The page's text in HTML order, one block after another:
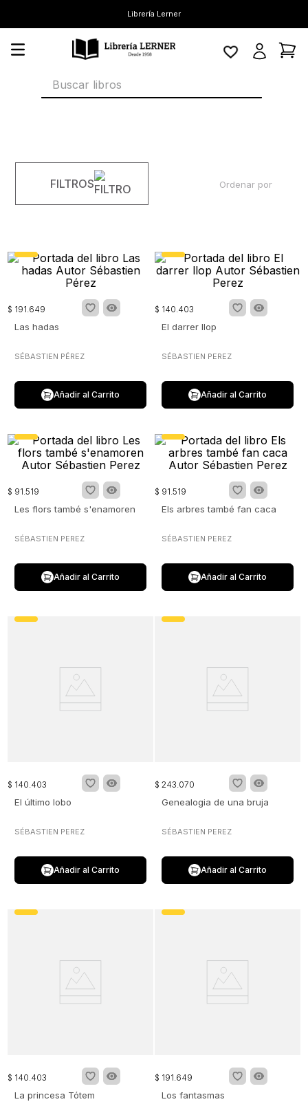
Librería Lerner
Buscar libros
FILTROS Ordenar por
$ 191.649
Las hadas
SÉBASTIEN PÉREZ
Añadir al Carrito
$ 140.403
El darrer llop
SÉBASTIEN PEREZ
Añadir al Carrito
$ 91.519
Les flors també s'enamoren
SÉBASTIEN PEREZ
Añadir al Carrito
$ 91.519
Els arbres també fan caca
SÉBASTIEN PEREZ
Añadir al Carrito
$ 140.403
El último lobo
SÉBASTIEN PEREZ
Añadir al Carrito
$ 243.070
Genealogia de una bruja
SÉBASTIEN PEREZ
Añadir al Carrito
$ 140.403
La princesa Tótem
$ 191.649
Los fantasmas